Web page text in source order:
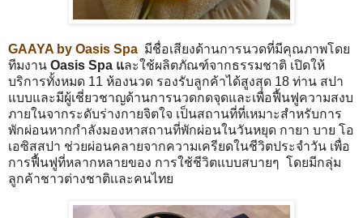
GAAYA by Oasis Spa มีชื่อเสียงด้านการนวดที่มีคุณภาพโดย
ทีมงาน Oasis Spa และใช้ผลิตภัณฑ์จากธรรมชาติ เปิดให้
บริการทั้งหมด 11 ห้องนวด รองรับลูกค้าได้สูงสุด 18 ท่าน สปา
แบบและมีผู้เชี่ยวชาญด้านการนวดกดจุดและเพื่อฟื้นฟูความสงบ
ภายในจากระดับร่างกายจิตใจ เป็นสถานที่ที่เหมาะสำหรับการ
พักผ่อนหากกำลังมองหาสถานที่พักผ่อนในวันหยุด กายา บาย โอ
เอซิสสปา ช่วยผ่อนคลายจากความเครียดในชีวิตประจำวัน เพื่อ
การฟื้นฟูที่หลากหลายของ การใช้ชีวิตแบบสบายๆ โดยมีกลุ่ม
ลูกค้าชาวต่างชาติเเละคนไทย